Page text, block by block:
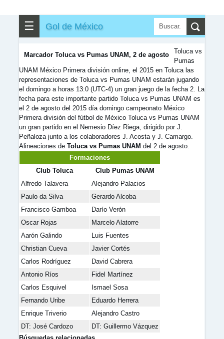
☰ Gol de México
Marcador Toluca vs Pumas UNAM, 2 de agosto
Toluca vs
Pumas
UNAM México Primera división online, el 2015 en Toluca las
representaciones de Toluca vs Pumas UNAM estarán jugando
el domingo a horas 13:0 (UTC-4) un gran juego de la fecha 2. La
fecha para este importante partido Toluca vs Pumas UNAM es
el 2 de agosto del 2015 día domingo campeonato México
Primera división del fútbol de México Toluca vs Pumas UNAM
un gran partido en el Nemesio Díez Riega, dirigido por J.
Peñaloza junto a los colaboradores J. Acosta y J. Camargo.
Alineaciones de Toluca vs Pumas UNAM del 2 de agosto.
Formaciones
Club Toluca
Club Pumas UNAM
Alfredo Talavera
Alejandro Palacios
Paulo da Silva
Gerardo Alcoba
Francisco Gamboa
Darío Verón
Oscar Rojas
Marcelo Alatorre
Aarón Galindo
Luis Fuentes
Christian Cueva
Javier Cortés
Carlos Rodríguez
David Cabrera
Antonio Ríos
Fidel Martínez
Carlos Esquivel
Ismael Sosa
Fernando Uribe
Eduardo Herrera
Enrique Triverio
Alejandro Castro
DT: José Cardozo
DT: Guillermo Vázquez
✎ Otros ▼